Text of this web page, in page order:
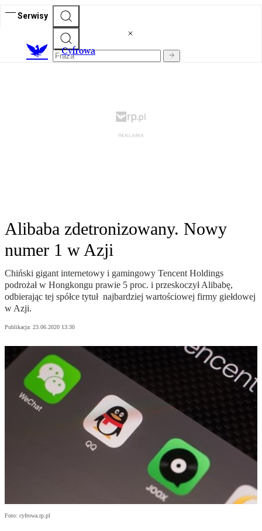
Serwisy
Cyfrowa
Alibaba zdetronizowany. Nowy
numer 1 w Azji
Chiński gigant internetowy i gamingowy Tencent Holdings
podrożał w Hongkongu prawie 5 proc. i przeskoczył Alibabę,
odbierając tej spółce tytuł najbardziej wartościowej firmy giełdowej
w Azji.
Publikacja: 23.06.2020 13:30
Foto: cyfrowa.rp.pl